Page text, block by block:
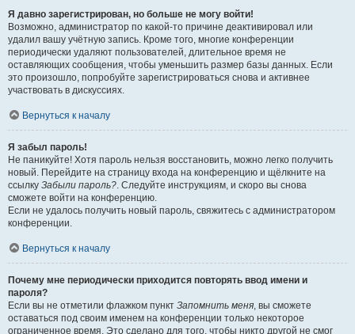
Я давно зарегистрирован, но больше не могу войти!
Возможно, администратор по какой-то причине деактивировал или
удалил вашу учётную запись. Кроме того, многие конференции
периодически удаляют пользователей, длительное время не
оставляющих сообщения, чтобы уменьшить размер базы данных. Если
это произошло, попробуйте зарегистрироваться снова и активнее
участвовать в дискуссиях.
Вернуться к началу
Я забыл пароль!
Не паникуйте! Хотя пароль нельзя восстановить, можно легко получить
новый. Перейдите на страницу входа на конференцию и щёлкните на
ссылку Забыли пароль?. Следуйте инструкциям, и скоро вы снова
сможете войти на конференцию.
Если не удалось получить новый пароль, свяжитесь с администратором
конференции.
Вернуться к началу
Почему мне периодически приходится повторять ввод имени и
пароля?
Если вы не отметили флажком пункт Запомнить меня, вы сможете
оставаться под своим именем на конференции только некоторое
ограниченное время. Это сделано для того, чтобы никто другой не смог